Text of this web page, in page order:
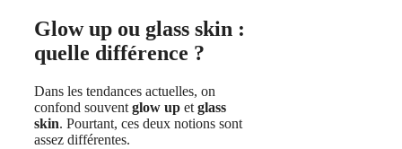
Glow up ou glass skin :
quelle différence ?
Dans les tendances actuelles, on
confond souvent glow up et glass
skin. Pourtant, ces deux notions sont
assez différentes.